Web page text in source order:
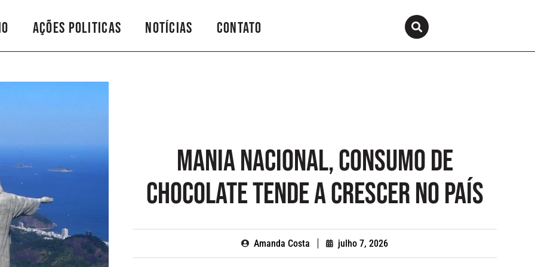
Ações Politicas Notícias Contato
Mania nacional, consumo de
chocolate tende a crescer no país
Amanda Costa julho 7, 2026